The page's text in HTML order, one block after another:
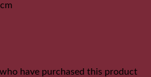
have purchased this product